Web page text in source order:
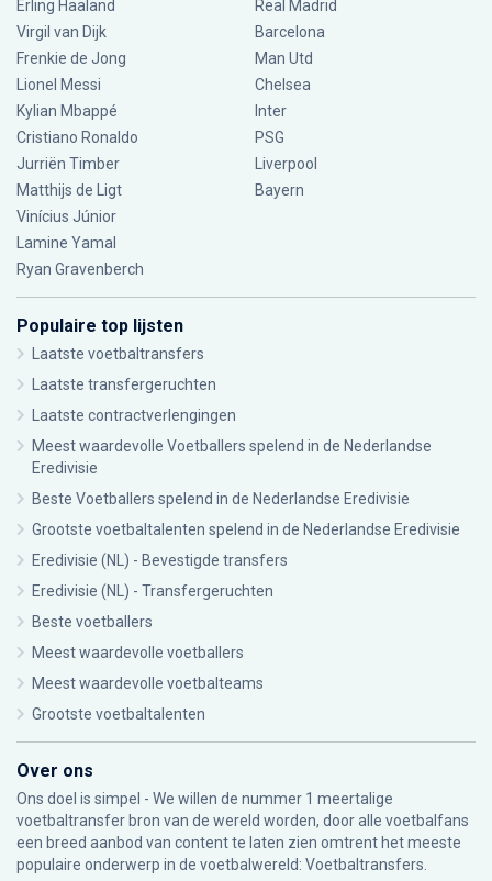
Erling Haaland
Virgil van Dijk
Frenkie de Jong
Lionel Messi
Kylian Mbappé
Cristiano Ronaldo
Jurriën Timber
Matthijs de Ligt
Vinícius Júnior
Lamine Yamal
Ryan Gravenberch
Real Madrid
Barcelona
Man Utd
Chelsea
Inter
PSG
Liverpool
Bayern
Populaire top lijsten
Laatste voetbaltransfers
Laatste transfergeruchten
Laatste contractverlengingen
Meest waardevolle Voetballers spelend in de Nederlandse
Eredivisie
Beste Voetballers spelend in de Nederlandse Eredivisie
Grootste voetbaltalenten spelend in de Nederlandse Eredivisie
Eredivisie (NL) - Bevestigde transfers
Eredivisie (NL) - Transfergeruchten
Beste voetballers
Meest waardevolle voetballers
Meest waardevolle voetbalteams
Grootste voetbaltalenten
Over ons
Ons doel is simpel - We willen de nummer 1 meertalige
voetbaltransfer bron van de wereld worden, door alle voetbalfans
een breed aanbod van content te laten zien omtrent het meeste
populaire onderwerp in de voetbalwereld: Voetbaltransfers.